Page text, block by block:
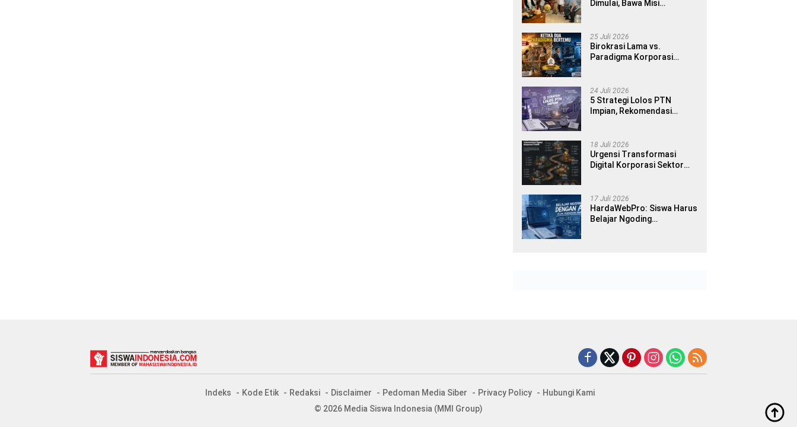
Dimulai, Bawa Misi
Empowerment
25 Juli 2026
Birokrasi Lama vs.
Paradigma Korporasi
24 Juli 2026
5 Strategi Lolos PTN
Impian, Rekomendasi
18 Juli 2026
Urgensi Transformasi
Digital Korporasi Sektor
17 Juli 2026
HardaWebPro: Siswa Harus
Belajar Ngoding
Indeks Kode Etik Redaksi Disclaimer Pedoman Media Siber Privacy Policy
Hubungi Kami
© 2026 Media Siswa Indonesia (MMI Group)